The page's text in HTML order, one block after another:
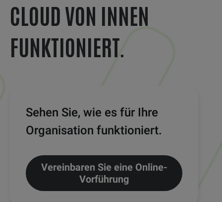
CLOUD VON INNEN
FUNKTIONIERT.
Sehen Sie, wie es für Ihre
Organisation funktioniert.
Vereinbaren Sie eine Online-
Vorführung